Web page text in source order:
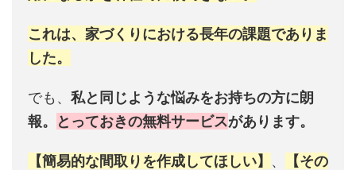
これは、家づくりにおける長年の課題でありま
した。
でも、 私と同じような悩みをお持ちの方に朗
報。
とっておきの無料サービスがあります。
【簡易的な間取りを作成してほしい】 、
【その